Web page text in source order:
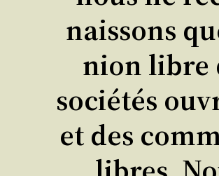
nais­sons
nion libre
socié­tés
et des